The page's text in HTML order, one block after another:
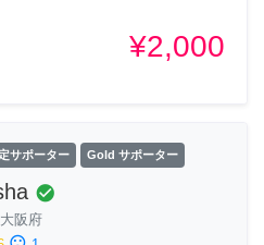
¥2,000
サポーター Gold サポーター
check_circle
大阪府